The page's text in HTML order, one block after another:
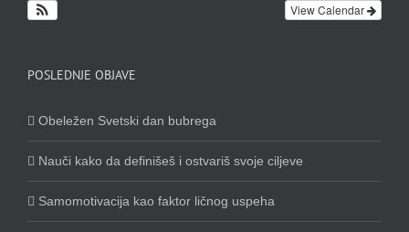
View Calendar
POSLEDNJE OBJAVE
Obeležen Svetski dan bubrega
Nauči kako da definišeš i ostvariš svoje ciljeve
Samomotivacija kao faktor ličnog uspeha